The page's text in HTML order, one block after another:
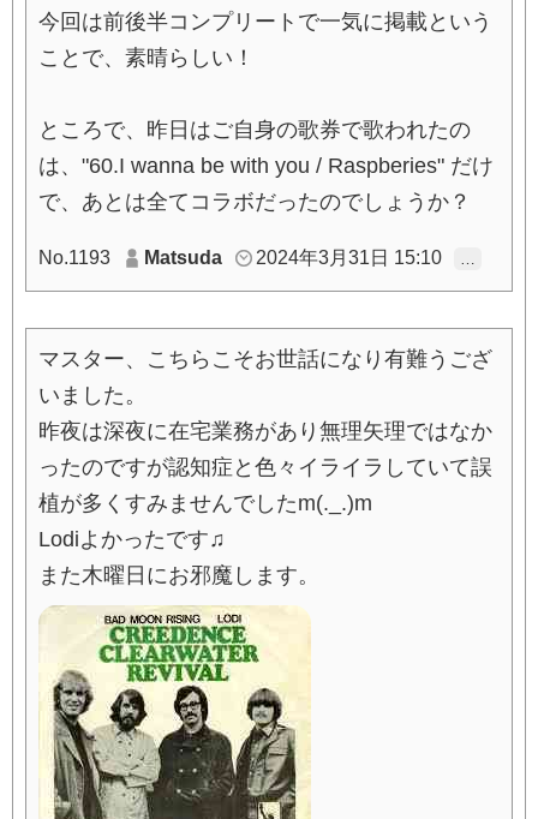
今回は前後半コンプリートで一気に掲載という
ことで、素晴らしい！
ところで、昨日はご自身の歌券で歌われたの
は、"60.I wanna be with you / Raspberies" だけ
で、あとは全てコラボだったのでしょうか？
No.1193 Matsuda 2024年3月31日 15:10
マスター、こちらこそお世話になり有難うござ
いました。
昨夜は深夜に在宅業務があり無理矢理ではなか
ったのですが認知症と色々イライラしていて誤
植が多くすみませんでしたm(._.)m
Lodiよかったです♫
また木曜日にお邪魔します。